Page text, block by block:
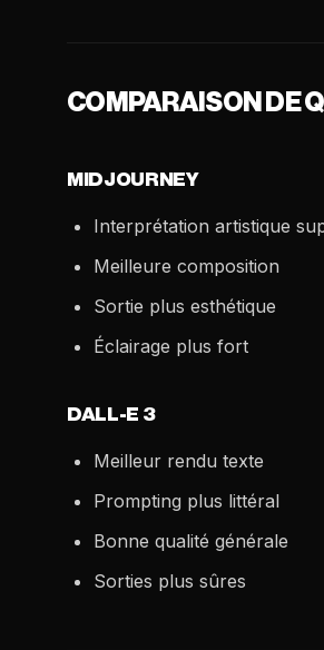
COMPARAISON DE
MIDJOURNEY
Interprétation artistique
Meilleure composition
Sortie plus esthétique
Éclairage plus fort
DALL-E 3
Meilleur rendu texte
Prompting plus littéral
Bonne qualité générale
Sorties plus sûres